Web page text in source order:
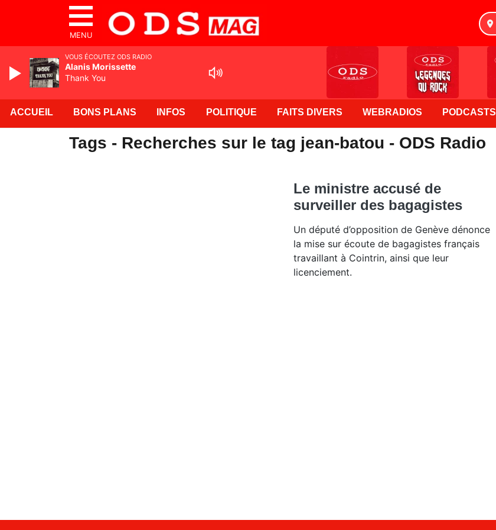
MENU
ACCUEIL BONS PLANS INFOS POLITIQUE FAITS DIVERS WEBRADIOS PODCASTS
Tags - Recherches sur le tag jean-batou - ODS Radio
Le ministre accusé de
surveiller des bagagistes
Un député d’opposition de Genève dénonce
la mise sur écoute de bagagistes français
travaillant à Cointrin, ainsi que leur
licenciement.
VOUS ÉCOUTEZ ODS RADIO
Alanis Morissette
Thank You